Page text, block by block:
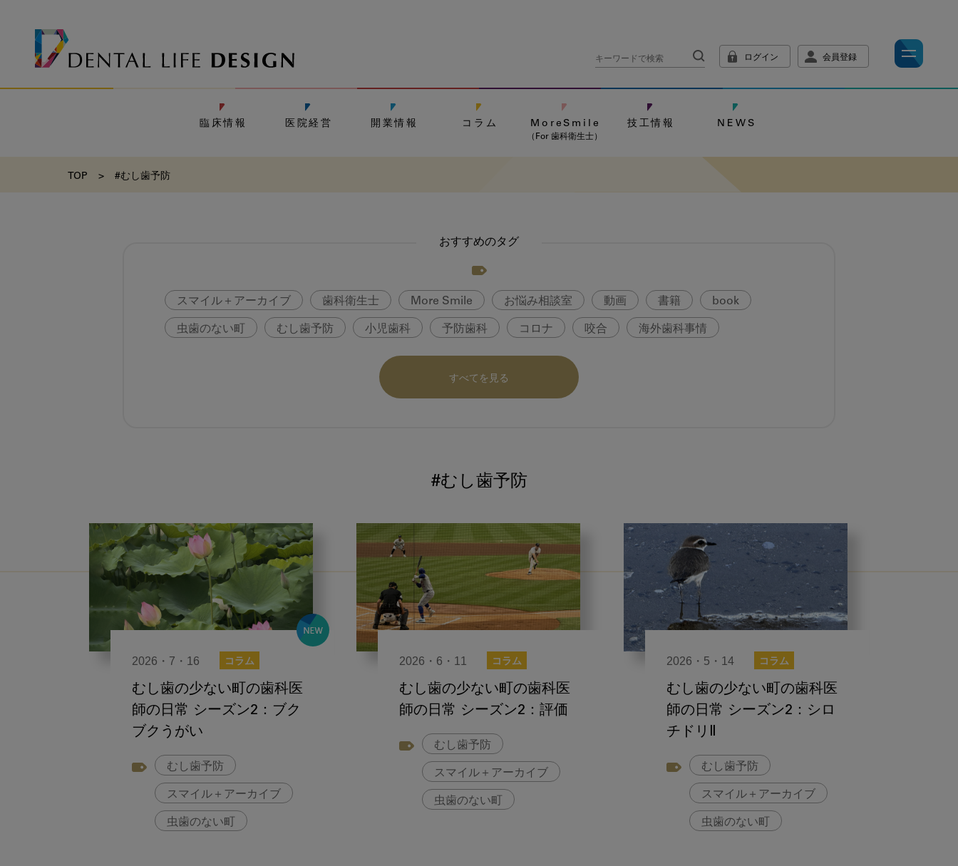
ログイン 会員登録
臨床情報 医院経営 開業情報 コラム MoreSmile
（For 歯科衛生士）
技工情報 NEWS
TOP > #むし歯予防
おすすめのタグ
スマイル＋アーカイブ 歯科衛生士 More Smile お悩み相談室 動画 書籍 book
虫歯のない町 むし歯予防 小児歯科 予防歯科 コロナ 咬合 海外歯科事情
医科歯科連携 口腔機能発達不全症
歯科医院経営 感染予防
すべてを見る
#むし歯予防
2026・7・16 コラム
むし歯の少ない町の歯科医
師の日常 シーズン2：ブク
ブクうがい
むし歯予防
スマイル＋アーカイブ
虫歯のない町
2026・6・11 コラム
むし歯の少ない町の歯科医
師の日常 シーズン2：評価
むし歯予防
スマイル＋アーカイブ
虫歯のない町
2026・5・14 コラム
むし歯の少ない町の歯科医
師の日常 シーズン2：シロ
チドリⅡ
むし歯予防
スマイル＋アーカイブ
虫歯のない町